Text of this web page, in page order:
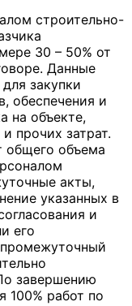
строительно-
30 – 50% от
Данные
закупки
обеспечения и
на объекте,
прочих затрат.
общего объема
акты,
указанных в
и
его
завершению
100% работ по